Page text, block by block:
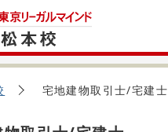
宅地建物取引士/宅建士